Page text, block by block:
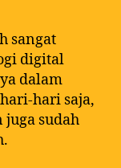
sangat
digital
dalam
hari saja,
sudah